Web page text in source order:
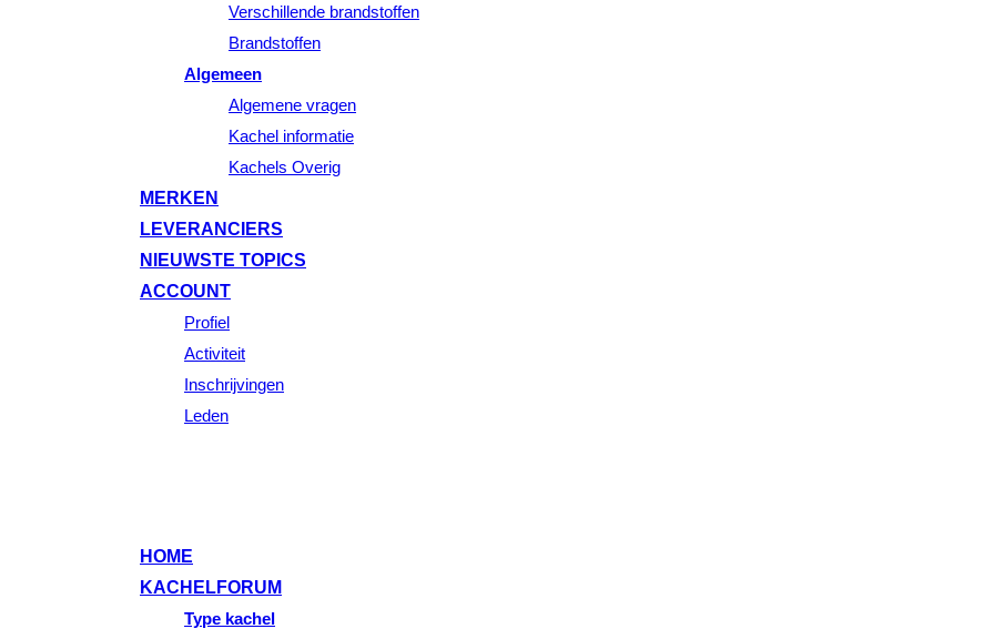
Verschillende brandstoffen
Brandstoffen
Algemeen
Algemene vragen
Kachel informatie
Kachels Overig
MERKEN
LEVERANCIERS
NIEUWSTE TOPICS
ACCOUNT
Profiel
Activiteit
Inschrijvingen
Leden
HOME
KACHELFORUM
Type kachel